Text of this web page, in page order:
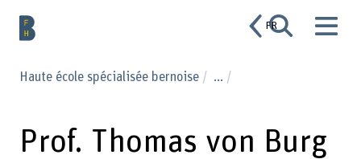
FR
Haute école spécialisée bernoise ...
Prof. Thomas von Burg